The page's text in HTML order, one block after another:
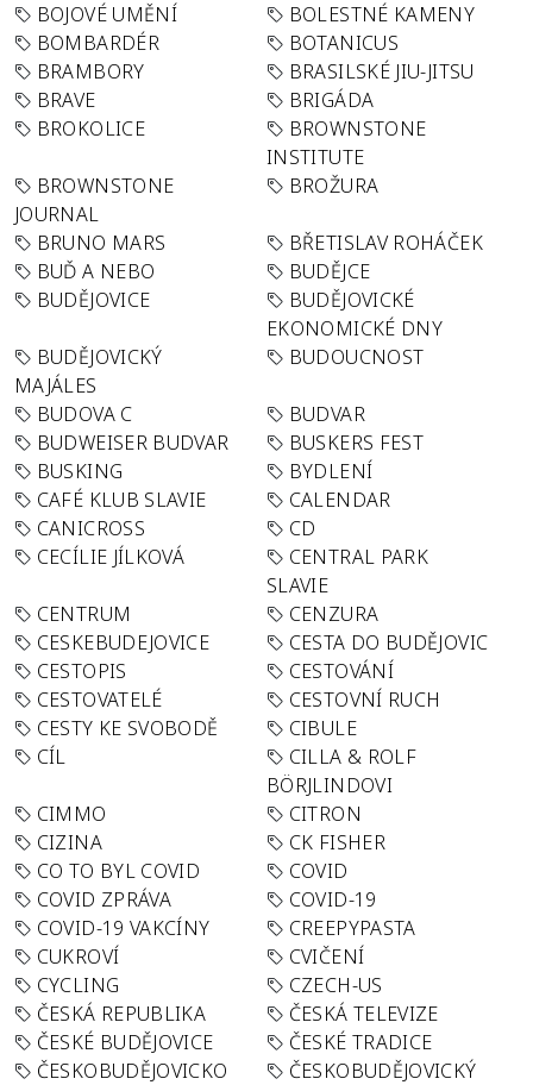
BOJOVÉ UMĚNÍ
BOLESTNÉ KAMENY
BOMBARDÉR
BOTANICUS
BRAMBORY
BRASILSKÉ JIU-JITSU
BRAVE
BRIGÁDA
BROKOLICE
BROWNSTONE
INSTITUTE
BROWNSTONE
JOURNAL
BROŽURA
BRUNO MARS
BŘETISLAV ROHÁČEK
BUĎ A NEBO
BUDĚJCE
BUDĚJOVICE
BUDĚJOVICKÉ
EKONOMICKÉ DNY
BUDĚJOVICKÝ
MAJÁLES
BUDOUCNOST
BUDOVA C
BUDVAR
BUDWEISER BUDVAR
BUSKERS FEST
BUSKING
BYDLENÍ
CAFÉ KLUB SLAVIE
CALENDAR
CANICROSS
CD
CECÍLIE JÍLKOVÁ
CENTRAL PARK
SLAVIE
CENTRUM
CENZURA
CESKEBUDEJOVICE
CESTA DO BUDĚJOVIC
CESTOPIS
CESTOVÁNÍ
CESTOVATELÉ
CESTOVNÍ RUCH
CESTY KE SVOBODĚ
CIBULE
CÍL
CILLA & ROLF
BÖRJLINDOVI
CIMMO
CITRON
CIZINA
CK FISHER
CO TO BYL COVID
COVID
COVID ZPRÁVA
COVID-19
COVID-19 VAKCÍNY
CREEPYPASTA
CUKROVÍ
CVIČENÍ
CYCLING
CZECH-US
ČESKÁ REPUBLIKA
ČESKÁ TELEVIZE
ČESKÉ BUDĚJOVICE
ČESKÉ TRADICE
ČESKOBUDĚJOVICKO
ČESKOBUDĚJOVICKÝ